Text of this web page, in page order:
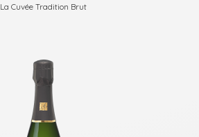
La Cuvée Tradition Brut